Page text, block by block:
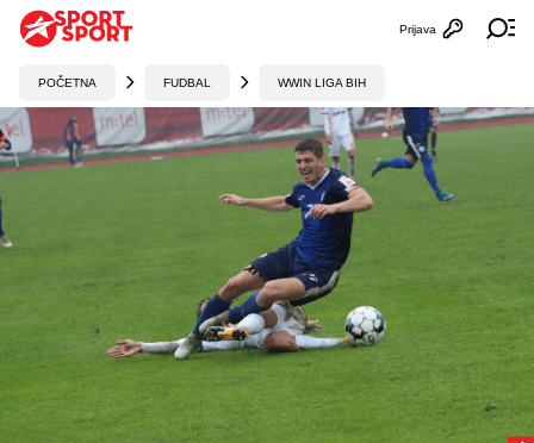
Otvori
Prijava
POČETNA FUDBAL WWIN LIGA BIH